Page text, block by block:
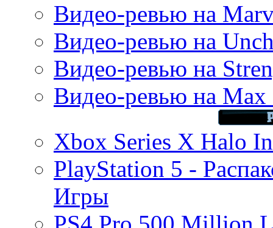
Видео-ревью на
Видео-ревью на
Видео-ревью на
Видео-ревью на Max
Xbox Series X Halo
PlayStation 5 -
Игры